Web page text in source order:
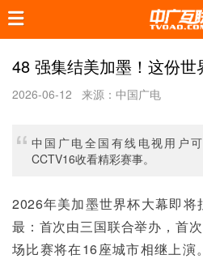
48 强集结美加墨！这份
2026-06-12 来源：中国广电
中国广电全国有线电视用户可
CCTV16收看精彩赛事。
2026年美加墨世界杯大幕即将
最：首次由三国联合举办，首
场比赛将在16座城市相继上演